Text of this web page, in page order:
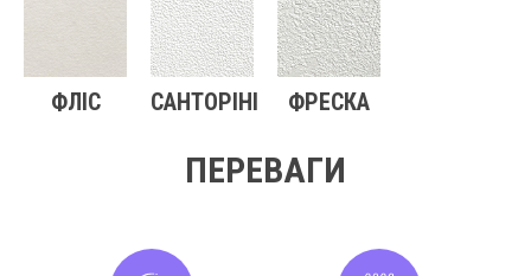
ФЛІС САНТОРІНІ ФРЕСКА
ПЕРЕВАГИ